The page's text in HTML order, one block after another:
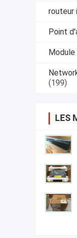
routeur
Point
(199)
LES